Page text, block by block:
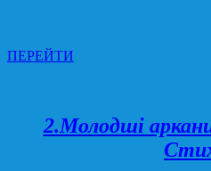
ПЕРЕЙТИ
2.Молодші